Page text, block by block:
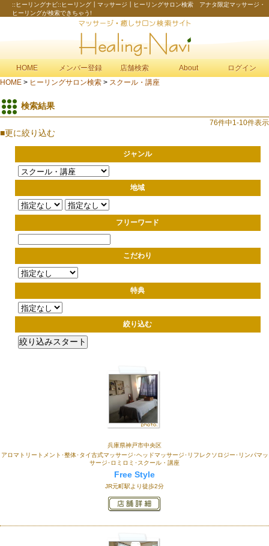
::ヒーリングナビ::ヒーリング┃マッサージ┃ヒーリングサロン検索 アナタ限定マッサージ・
ヒーリングが検索できちゃう!
HOME メンバー登録 店舗検索 About
ログイン
HOME > ヒーリングサロン検索 > スクール・講座
検索結果
76件中1-10件表示
■更に絞り込む
ジャンル
地域
フリーワード
こだわり
特典
絞り込む
兵庫県神戸市中央区
アロマトリートメント･整体･タイ古式マッサージ･ヘッドマッサージ･リフレクソロジー･リンパマッ
サージ･ロミロミ･スクール・講座
Free Style
JR元町駅より徒歩2分